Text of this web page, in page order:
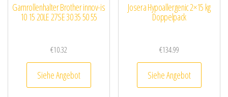
Garnrollenhalter Brother innov-is
10 15 20LE 27SE 30 35 50 55
€10.32
Siehe Angebot
Josera Hypoallergenic 2×15 kg
Doppelpack
€134.99
Siehe Angebot